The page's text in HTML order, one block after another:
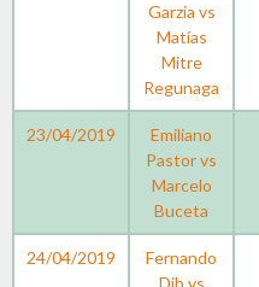
Garzia vs
Matías
Mitre
Regunaga
23/04/2019
Emiliano
Pastor vs
Marcelo
Buceta
24/04/2019
Fernando
Dib vs